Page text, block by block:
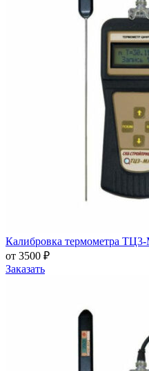
Калибровка термометра
от 3500 ₽
Заказать